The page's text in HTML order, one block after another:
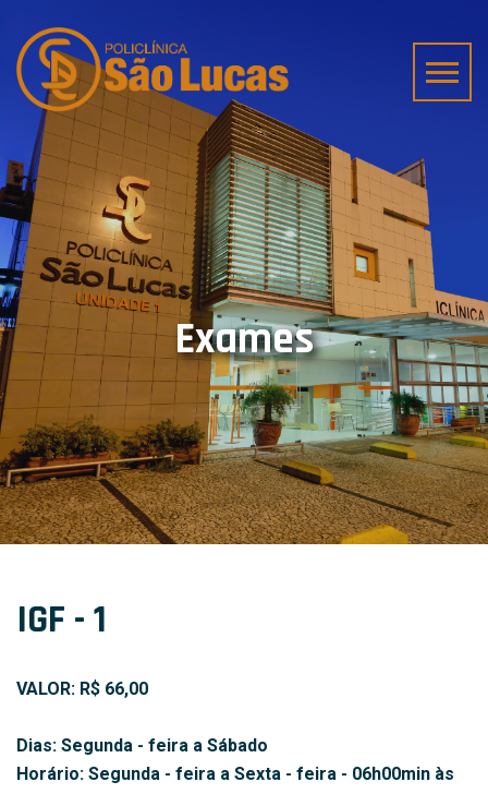
Exames
IGF - 1
VALOR: R$ 66,00
Dias: Segunda - feira a Sábado
Horário: Segunda - feira a Sexta - feira - 06h00min às